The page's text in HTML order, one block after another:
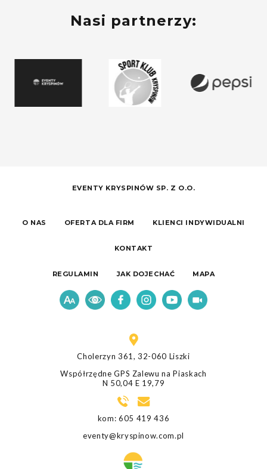
Nasi partnerzy:
EVENTY KRYSPINÓW SP. Z O.O.
O NAS OFERTA DLA FIRM KLIENCI INDYWIDUALNI
KONTAKT
REGULAMIN JAK DOJECHAĆ MAPA
Cholerzyn 361, 32-060 Liszki
Współrzędne GPS Zalewu na Piaskach
N 50,04 E 19,79
kom:605 419 436
eventy@kryspinow.com.pl